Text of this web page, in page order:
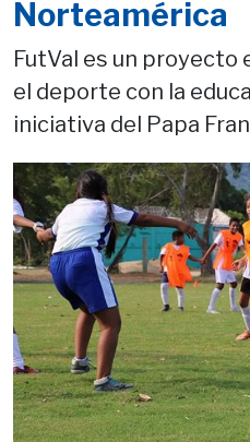
Norteamérica
FutVal es un proyecto
el deporte con la
iniciativa del Papa